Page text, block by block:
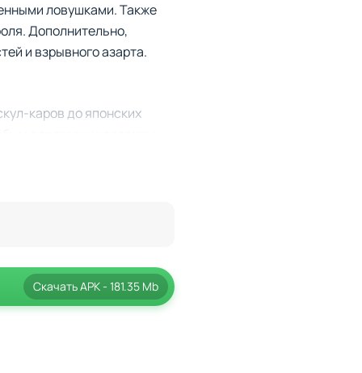
ловушками. Также
Дополнительно,
и взрывного азарта.
каров до японских
СкачатьAPK- 181.35 Mb